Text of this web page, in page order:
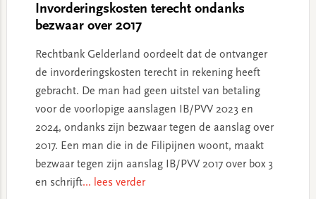
Invorderingskosten terecht ondanks
bezwaar over 2017
Rechtbank Gelderland oordeelt dat de ontvanger
de invorderingskosten terecht in rekening heeft
gebracht. De man had geen uitstel van betaling
voor de voorlopige aanslagen IB/PVV 2023 en
2024, ondanks zijn bezwaar tegen de aanslag over
2017. Een man die in de Filipijnen woont, maakt
bezwaar tegen zijn aanslag IB/PVV 2017 over box 3
en schrijft... lees verder